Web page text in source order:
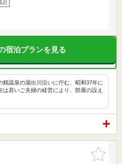
呂
宿泊プランを見る
鶴温泉の湯出川沿いに佇む、昭和37年に
は若いご夫婦の経営により、部屋の設え
お気に入
りに追加